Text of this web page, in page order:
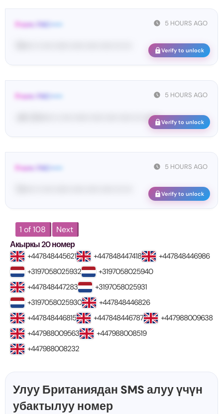
5 HOURS AGO
From: FAC•••••
Verify to unlock
5 HOURS AGO
From: FAC•••••
<#• CH••••• •• •••• •••••• ••••• ••••• ••••• ••• •••••• Verify to unlock
5 HOURS AGO
From: FAC•••••
Verify to unlock
1 of 108
Next
Акыркы 20 номер
+447848445621 +447848447418
+447848446986
+3197058025932
+3197058025940
+447848447283
+3197058025931
+3197058025930
+447848446826
+447848446815
+447848446787
+447988009638
+447988009563
+447988008519
+447988008232
Улуу Британиядан SMS алуу үчүн
убактылуу номер